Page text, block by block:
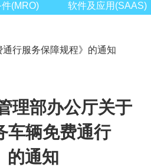
(MRO) 软件及应用(SAAS)
行服务保障规程》的通知
理部办公厅关于
车辆免费通行
的通知